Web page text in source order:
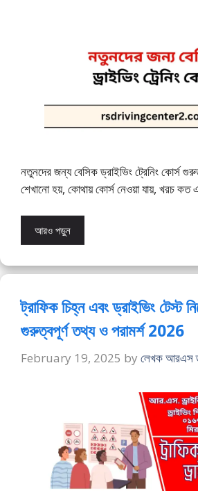
নতুনদের জন্য বেসিক ড্রাইভিং ট্রেনিং কোর্স
শেখানো হয়, কোথায় কোর্স নেওয়া যায়, খরচ
আরও পড়ুন
ট্রাফিক চিহ্ন এবং ড্রাইভিং টেস্ট
গুরুত্বপূর্ণ তথ্য ও পরামর্শ 2026
February 19, 2025 by লেখক আরএস